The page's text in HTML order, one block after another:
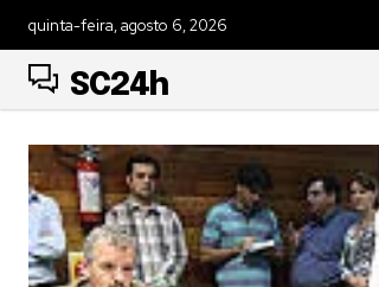
quinta-feira, agosto 6, 2026
SC24h